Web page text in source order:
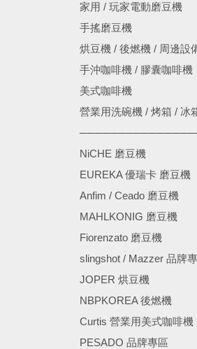
家用 / 玩家電動磨豆機
手搖磨豆機
烘豆機 / 後燃機 / 周邊設
手沖咖啡機 / 膠囊咖啡機
美式咖啡機
營業用洗碗機 / 烤箱 / 冰
NiCHE 磨豆機
EUREKA 優瑞卡 磨豆機
Anfim / Ceado 磨豆機
MAHLKONIG 磨豆機
Fiorenzato 磨豆機
slingshot / Mazzer 品牌
JOPER 烘豆機
NBPKOREA 後燃機
Curtis 營業用美式咖啡機
PESADO 品牌專區